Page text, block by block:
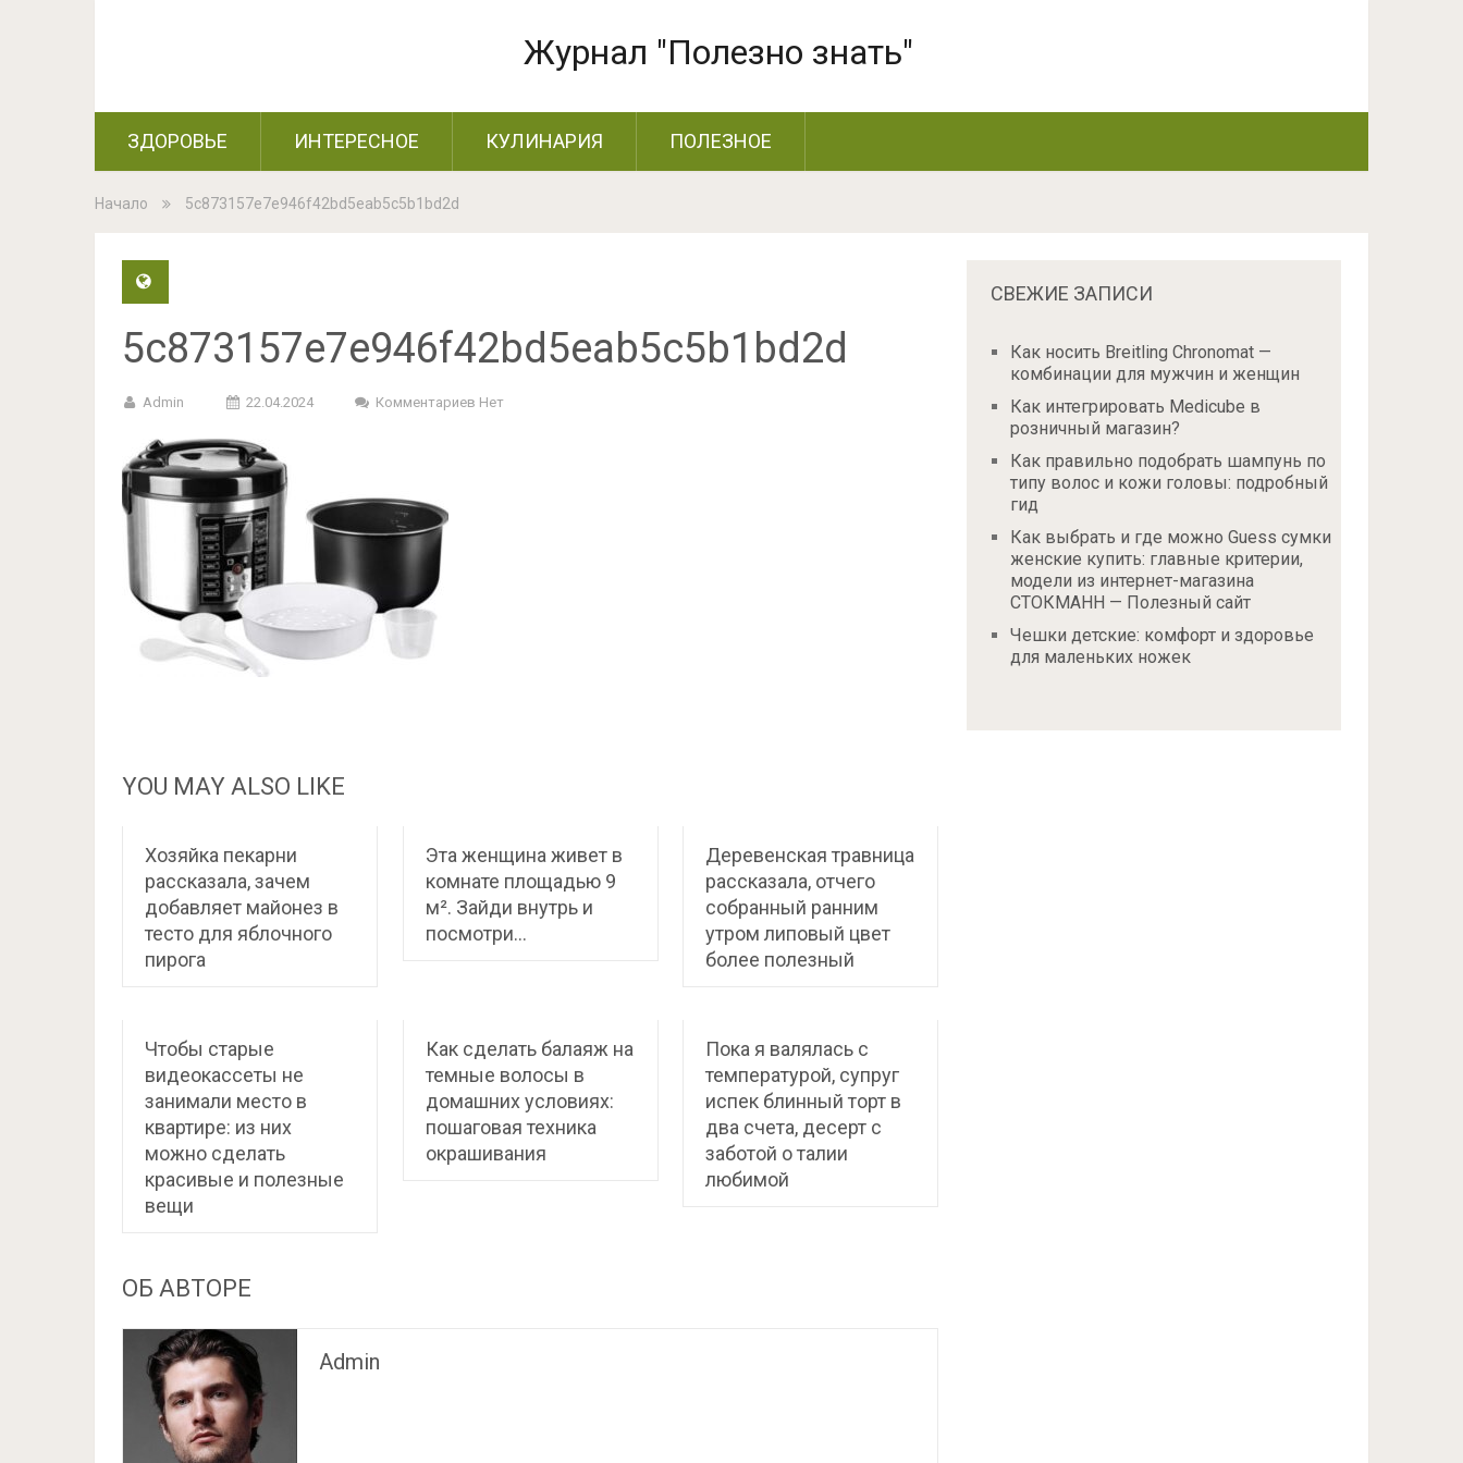
Журнал "Полезно знать"
ЗДОРОВЬЕ ИНТЕРЕСНОЕ КУЛИНАРИЯ ПОЛЕЗНОЕ
Начало 5c873157e7e946f42bd5eab5c5b1bd2d
5c873157e7e946f42bd5eab5c5b1bd2d
Admin 22.04.2024 Комментариев Нет
YOU MAY ALSO LIKE
Хозяйка пекарни
рассказала, зачем
добавляет майонез в
тесто для яблочного
пирога
Эта женщина живет в
комнате площадью 9
м². Зайди внутрь и
посмотри…
Деревенская травница
рассказала, отчего
собранный ранним
утром липовый цвет
более полезный
Чтобы старые
видеокассеты не
занимали место в
квартире: из них
можно сделать
красивые и полезные
вещи
Как сделать балаяж на
темные волосы в
домашних условиях:
пошаговая техника
окрашивания
Пока я валялась с
температурой, супруг
испек блинный торт в
два счета, десерт с
заботой о талии
любимой
ОБ АВТОРЕ
Admin
СВЕЖИЕ ЗАПИСИ
Как носить Breitling Chronomat —
комбинации для мужчин и женщин
Как интегрировать Medicube в
розничный магазин?
Как правильно подобрать шампунь по
типу волос и кожи головы: подробный
гид
Как выбрать и где можно Guess сумки
женские купить: главные критерии,
модели из интернет-магазина
СТОКМАНН — Полезный сайт
Чешки детские: комфорт и здоровье
для маленьких ножек